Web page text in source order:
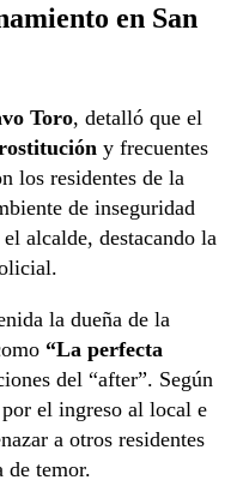
en San
Toro, detalló que el
y frecuentes
los residentes de la
de inseguridad
alcalde, destacando la
la dueña de la
“La perfecta
del “after”. Según
el ingreso al local e
a otros residentes
de temor.